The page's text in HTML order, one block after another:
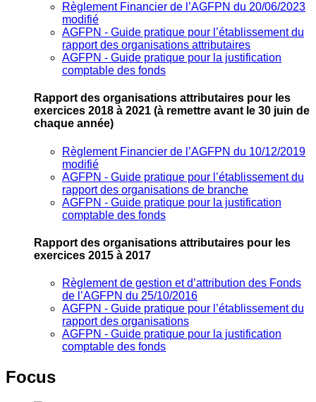
Règlement Financier de l’AGFPN du 20/06/2023
modifié
AGFPN ‐ Guide pratique pour l’établissement du
rapport des organisations attributaires
AGFPN ‐ Guide pratique pour la justification
comptable des fonds
Rapport des organisations attributaires pour les
exercices 2018 à 2021 (à remettre avant le 30 juin de
chaque année)
Règlement Financier de l’AGFPN du 10/12/2019
modifié
AGFPN ‐ Guide pratique pour l’établissement du
rapport des organisations de branche
AGFPN ‐ Guide pratique pour la justification
comptable des fonds
Rapport des organisations attributaires pour les
exercices 2015 à 2017
Règlement de gestion et d’attribution des Fonds
de l’AGFPN du 25/10/2016
AGFPN ‐ Guide pratique pour l’établissement du
rapport des organisations
AGFPN ‐ Guide pratique pour la justification
comptable des fonds
Focus